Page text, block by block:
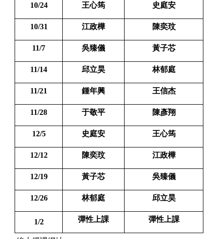
10/24 王心筠 史庭安
10/31 江政樺 陳奕玟
11/7 吳臻儀 黃子芯
11/14 邱立昊 林郁庭
11/21 鍾年興 王信杰
11/28 于敬平 陳彥翔
12/5 史庭安 王心筠
12/12 陳奕玟 江政樺
12/19 黃子芯 吳臻儀
12/26 林郁庭 邱立昊
1/2 彈性上課 彈性上課